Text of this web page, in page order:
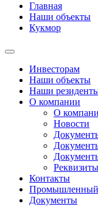
Главная
Наши объекты
Кукмор
Инвесторам
Наши объекты
Наши
О компании
О
Новости
Реквизиты
Контакты
Документы